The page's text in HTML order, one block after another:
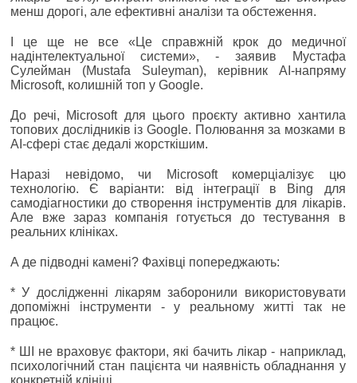
менш дорогі, але ефективні аналізи та обстеження.
І це ще не все «Це справжній крок до медичної
надінтелектуальної системи», - заявив Мустафа
Сулейман (Mustafa Suleyman), керівник AI-напряму
Microsoft, колишній топ у Google.
До речі, Microsoft для цього проєкту активно хантила
топових дослідників із Google. Полювання за мозками в
AI-сфері стає дедалі жорсткішим.
Наразі невідомо, чи Microsoft комерціалізує цю
технологію. Є варіанти: від інтеграції в Bing для
самодіагностики до створення інструментів для лікарів.
Але вже зараз компанія готується до тестування в
реальних клініках.
А де підводні камені? Фахівці попереджають:
* У дослідженні лікарям заборонили використовувати
допоміжні інструменти - у реальному житті так не
працює.
* ШІ не враховує фактори, які бачить лікар - наприклад,
психологічний стан пацієнта чи наявність обладнання у
конкретній клініці.